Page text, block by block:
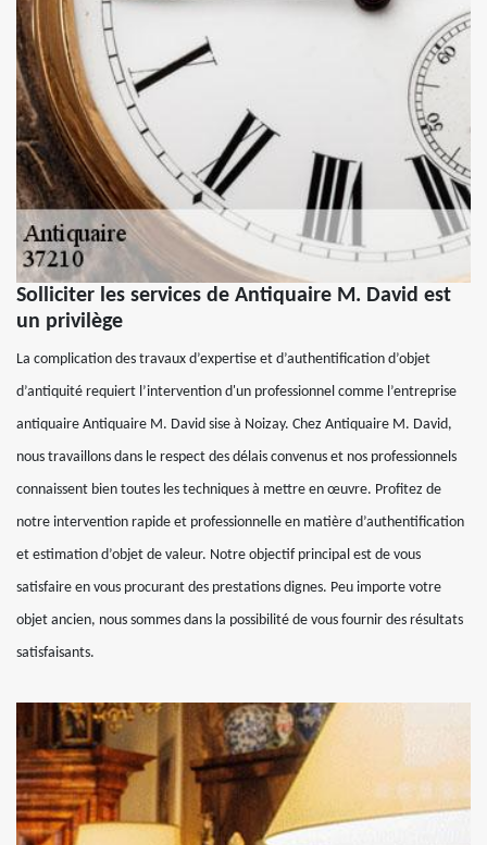
Solliciter les services de Antiquaire M. David est
un privilège
La complication des travaux d’expertise et d’authentification d’objet
d’antiquité requiert l’intervention d'un professionnel comme l’entreprise
antiquaire Antiquaire M. David sise à Noizay. Chez Antiquaire M. David,
nous travaillons dans le respect des délais convenus et nos professionnels
connaissent bien toutes les techniques à mettre en œuvre. Profitez de
notre intervention rapide et professionnelle en matière d’authentification
et estimation d’objet de valeur. Notre objectif principal est de vous
satisfaire en vous procurant des prestations dignes. Peu importe votre
objet ancien, nous sommes dans la possibilité de vous fournir des résultats
satisfaisants.